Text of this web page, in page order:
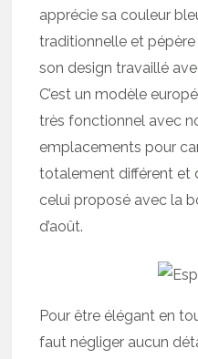
apprécie sa couleur
traditionnelle et
son design travaillé
C’est un modèle
très fonctionnel avec
emplacements pour
totalement différent et
celui proposé avec la
d’août.
Pour être élégant en
faut négliger aucun